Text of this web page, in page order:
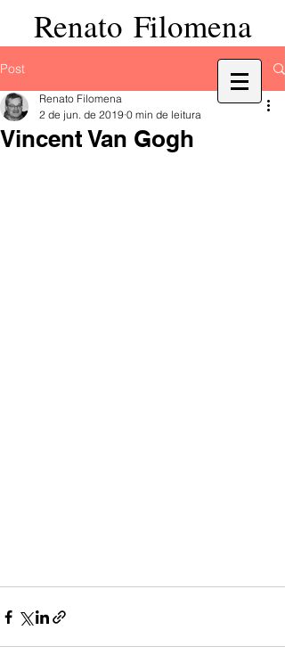
Renato Filomena
Post
Vincent Van Gogh
Renato Filomena
2 de jun. de 2019 0 min de leitura